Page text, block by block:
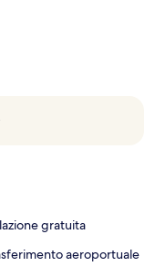
a
gratuita
aeroportuale